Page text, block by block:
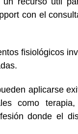
con el
fisiológicos
aplicarse
como terapia,
donde el